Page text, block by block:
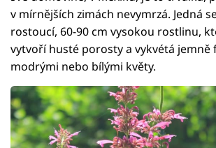
v mírnějších zimách nevymrzá. Jedná
rostoucí, 60-90 cm vysokou rostlinu,
vytvoří husté porosty a vykvétá jemně
modrými nebo bílými květy.